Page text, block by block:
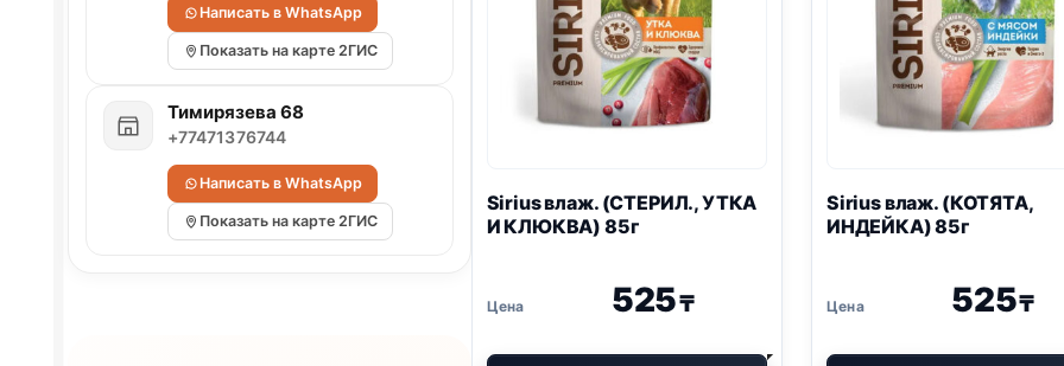
Sirius влаж. (СТЕРИЛ., УТКА
И КЛЮКВА) 85г
525₸
Sirius влаж. (КОТЯТА,
ИНДЕЙКА) 85г
525₸
Написать в WhatsApp
Показать на карте 2ГИС
Тимирязева 68
+77471376744
Написать в WhatsApp
Показать на карте 2ГИС